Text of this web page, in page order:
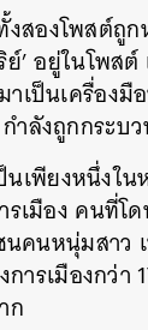
งสองโพสต์
’ อยู่ในโพ
ป็นเครื่องมื
ลังถูกกระบ
นเพียงหนึ่ง
เมือง คนที่
นคนหนุ่มสา
ารเมืองกว่
ก